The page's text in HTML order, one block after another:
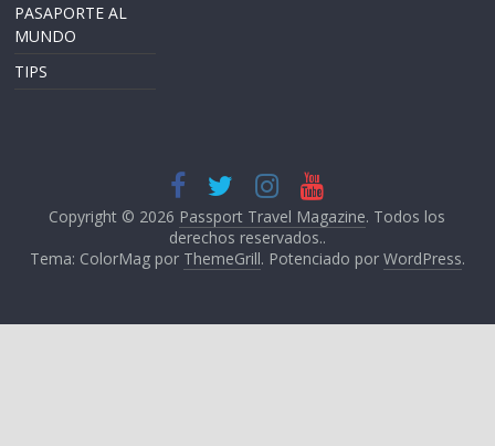
PASAPORTE AL
MUNDO
TIPS
Copyright © 2026 Passport Travel Magazine. Todos los
derechos reservados..
Tema: ColorMag por ThemeGrill. Potenciado por WordPress.